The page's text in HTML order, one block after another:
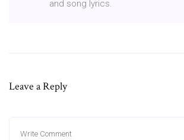
and song lyrics.
Leave a Reply